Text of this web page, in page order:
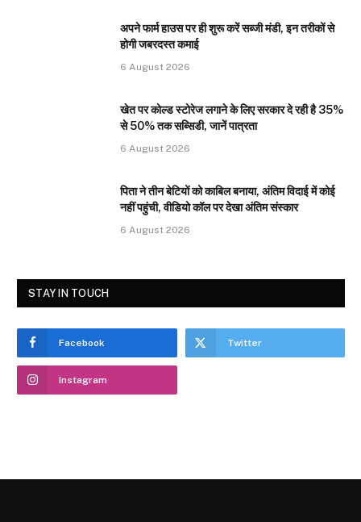
अपने फार्म हाउस पर ही शुरू करें सब्जी मंडी, इन तरीकों से
होगी जबरदस्त कमाई
6 August 2026
खेत पर कोल्ड स्टोरेज लगाने के लिए सरकार दे रही है 35%
से 50% तक सब्सिडी, जानें पात्रता
6 August 2026
पिता ने तीन बेटियों को काबिल बनाया, अंतिम विदाई में कोई
नहीं पहुंची, वीडियो कॉल पर देखा अंतिम संस्कार
6 August 2026
STAY IN TOUCH
Facebook Twitter
Instagram